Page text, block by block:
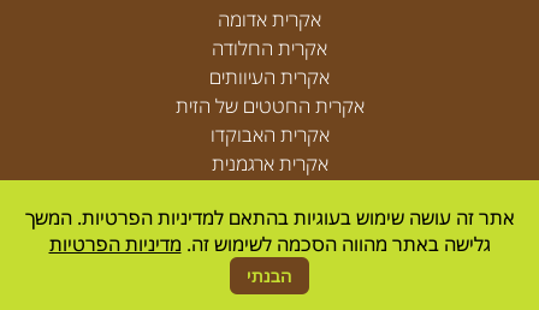
אקרית אדומה
אקרית החלודה
אקרית העיוותים
אקרית החטטים של הזית
אקרית האבוקדו
אקרית ארגמנית
resolve| developed by
© Agrica 2026
אתר זה עושה שימוש בעוגיות בהתאם למדיניות הפרטיות. המשך
גלישה באתר מהווה הסכמה לשימוש זה. מדיניות הפרטיות
הבנתי